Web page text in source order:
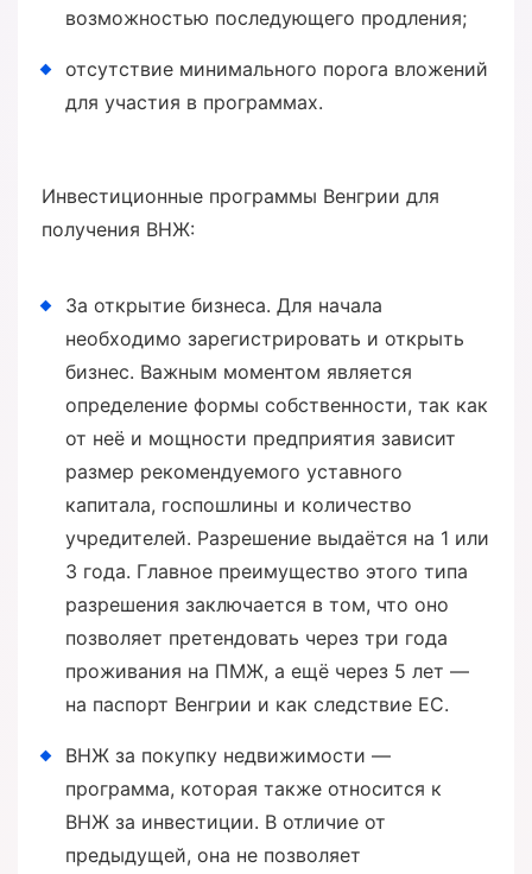
возможностью последующего продления;
отсутствие минимального порога вложений
для участия в программах.
Инвестиционные программы Венгрии для
получения ВНЖ:
За открытие бизнеса. Для начала
необходимо зарегистрировать и открыть
бизнес. Важным моментом является
определение формы собственности, так как
от неё и мощности предприятия зависит
размер рекомендуемого уставного
капитала, госпошлины и количество
учредителей. Разрешение выдаётся на 1 или
3 года. Главное преимущество этого типа
разрешения заключается в том, что оно
позволяет претендовать через три года
проживания на ПМЖ, а ещё через 5 лет —
на паспорт Венгрии и как следствие ЕС.
ВНЖ за покупку недвижимости —
программа, которая также относится к
ВНЖ за инвестиции. В отличие от
предыдущей, она не позволяет